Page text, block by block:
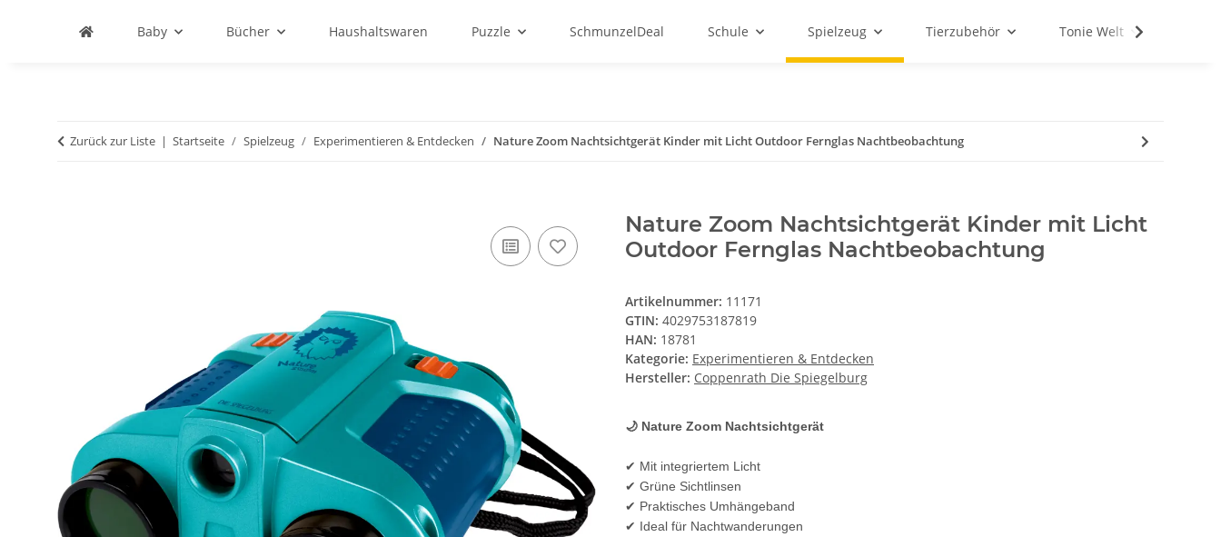
Baby Bücher Haushaltswaren Puzzle SchmunzelDeal Schule Spielzeug Tierzubehör Tonie Welt
Zurück zur Liste Startseite Spielzeug Experimentieren & Entdecken Nature Zoom Nachtsichtgerät Kinder mit Licht Outdoor Fernglas Nachtbeobachtung
Nature Zoom Nachtsichtgerät Kinder mit Licht
Outdoor Fernglas Nachtbeobachtung
Artikelnummer: 11171
GTIN: 4029753187819
HAN: 18781
Kategorie: Experimentieren & Entdecken
Hersteller: Coppenrath Die Spiegelburg
🌙 Nature Zoom Nachtsichtgerät
✔ Mit integriertem Licht
✔ Grüne Sichtlinsen
✔ Praktisches Umhängeband
✔ Ideal für Nachtwanderungen